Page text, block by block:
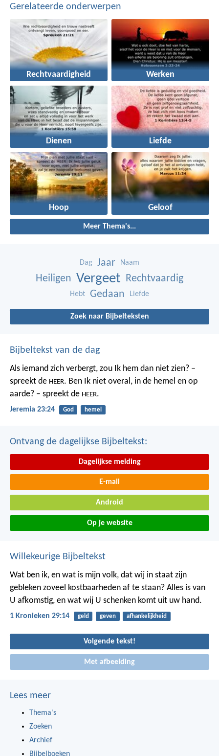
Gerelateerde onderwerpen
Rechtvaardigheid Werken
Dienen Liefde
Hoop Geloof
Meer Thema's...
Dag Jaar Naam
Heiligen Vergeet Rechtvaardig
Hebt Gedaan Liefde
Zoek naar Bijbelteksten
Bijbeltekst van de dag
Als iemand zich verbergt, zou Ik hem dan niet zien? –
spreekt de HEER. Ben Ik niet overal, in de hemel en op
aarde? – spreekt de HEER.
Jeremia 23:24 God hemel
Ontvang de dagelijkse Bijbeltekst:
Dagelijkse melding
E-mail
Android
Op je website
Willekeurige Bijbeltekst
Wat ben ik, en wat is mijn volk, dat wij in staat zijn
gebleken zoveel kostbaarheden af te staan? Alles is van
U afkomstig, en wat wij U schenken komt uit uw hand.
1 Kronieken 29:14 geld geven afhankelijkheid
Volgende tekst!
Met afbeelding
Lees meer
Thema's
Zoeken
Archief
Bijbelboeken